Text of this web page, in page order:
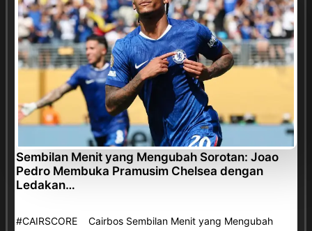
Sembilan Menit yang Mengubah Sorotan: Joao
Pedro Membuka Pramusim Chelsea dengan
Ledakan…
#CAIRSCORE Cairbos Sembilan Menit yang Mengubah